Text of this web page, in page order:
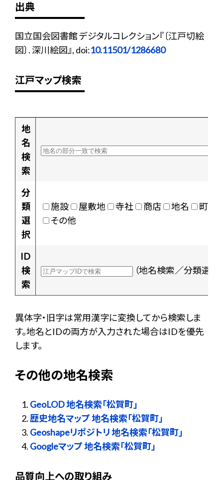
出典
国立国会図書館 デジタルコレクション『〔江戸切絵
図〕. 深川絵図』, doi:10.11501/1286680
江戸マップ検索
地
名
検
索
分
類
選
択
施設 屋敷地 寺社 商店 地名
町村
その他
ID
検
索
（地名検索／分類選択
異体字・旧字は常用漢字に変換してから検索しま
す。地名とIDの両方が入力された場合はIDを優先
します。
その他の地名検索
GeoLOD 地名検索「松賀町」
歴史地名マップ 地名検索「松賀町」
Geoshapeリポジトリ 地名検索「松賀町」
Googleマップ 地名検索「松賀町」
品質向上への取り組み